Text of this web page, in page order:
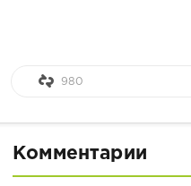
980
Комментарии